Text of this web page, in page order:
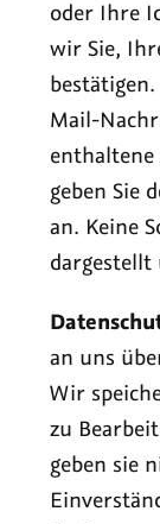
oder Ihre
wir Sie,
Mail-
geben Sie
an. Keine
dargestellt
an uns
Wir
zu
geben sie